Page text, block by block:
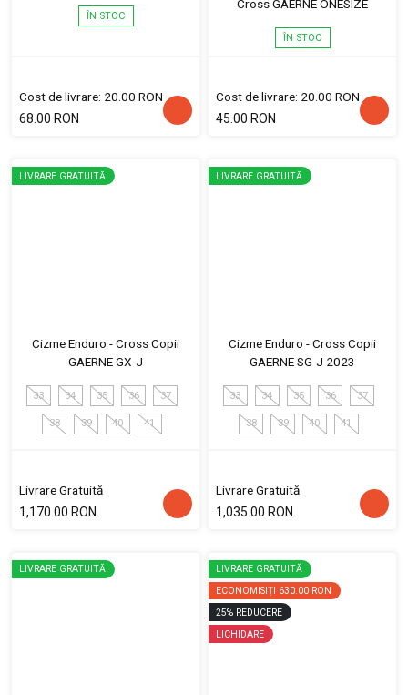
ÎN STOC
Cost de livrare: 20.00 RON
68.00 RON
Cross GAERNE ONESIZE
ÎN STOC
Cost de livrare: 20.00 RON
45.00 RON
LIVRARE GRATUITĂ
Cizme Enduro - Cross Copii
GAERNE GX-J
33 34 35 36 37
38 39 40 41
Livrare Gratuită
1,170.00 RON
LIVRARE GRATUITĂ
Cizme Enduro - Cross Copii
GAERNE SG-J 2023
33 34 35 36 37
38 39 40 41
Livrare Gratuită
1,035.00 RON
LIVRARE GRATUITĂ
LIVRARE GRATUITĂ
ECONOMISIȚI 630.00 RON
25% REDUCERE
LICHIDARE